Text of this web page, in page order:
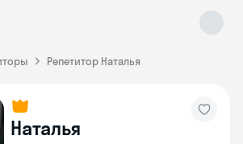
Репетитор Наталья
Наталья